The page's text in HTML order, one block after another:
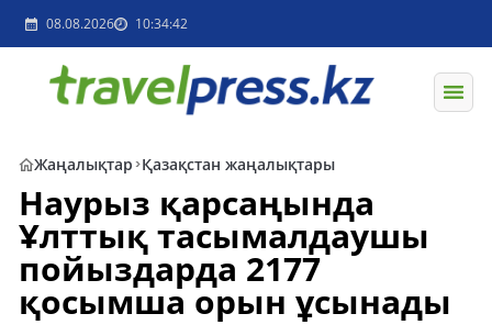
08.08.2026 10:34:42
Жаңалықтар Қазақстан жаңалықтары
Наурыз қарсаңында
Ұлттық тасымалдаушы
пойыздарда 2177
қосымша орын ұсынады